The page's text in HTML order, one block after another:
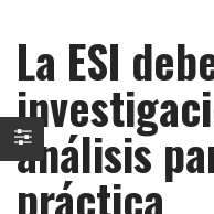
La ESI
análisis
práctica